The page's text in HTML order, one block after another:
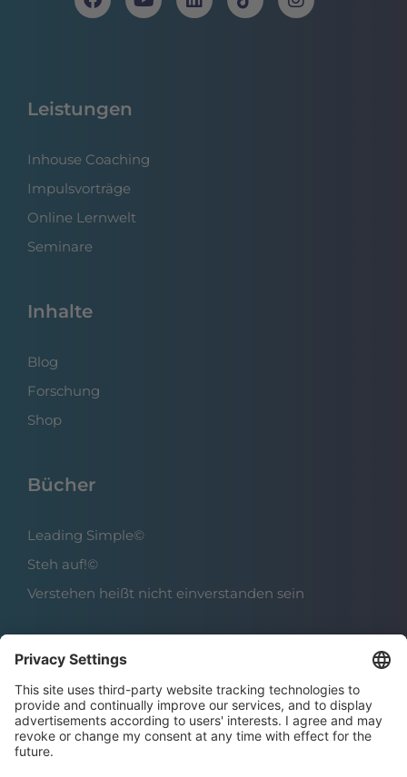
Leistungen
Inhouse Coaching
Impulsvorträge
Online Lernwelt
Seminare
Inhalte
Blog
Forschung
Shop
Bücher
Leading Simple©
Steh auf!©
Verstehen heißt nicht einverstanden sein
Über das Institut
Boris Grundl
Das Team